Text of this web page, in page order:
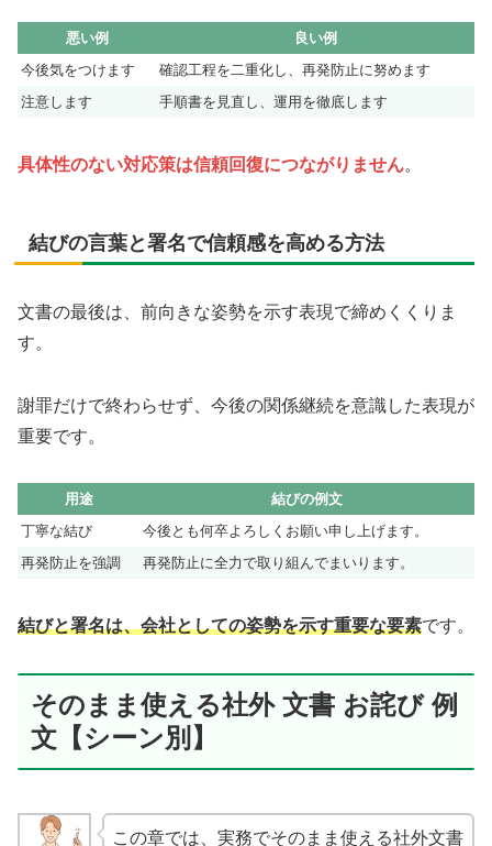
悪い例
良い例
今後気をつけます
確認工程を二重化し、再発防止に努めます
注意します
手順書を見直し、運用を徹底します
具体性のない対応策は信頼回復につながりません。
結びの言葉と署名で信頼感を高める方法
文書の最後は、前向きな姿勢を示す表現で締めくくりま
す。
謝罪だけで終わらせず、今後の関係継続を意識した表現が
重要です。
用途
結びの例文
丁寧な結び
今後とも何卒よろしくお願い申し上げます。
再発防止を強調
再発防止に全力で取り組んでまいります。
結びと署名は、会社としての姿勢を示す重要な要素です。
そのまま使える社外 文書 お詫び 例
文【シーン別】
この章では、実務でそのまま使える社外文書